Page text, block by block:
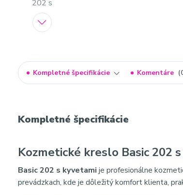
Kompletné špecifikácie Komentáre
Kompletné špecifikácie
Kozmetické kreslo Basic 202
Basic 202 s kyvetami je profesionálne
prevádzkach, kde je dôležitý komfort klienta,